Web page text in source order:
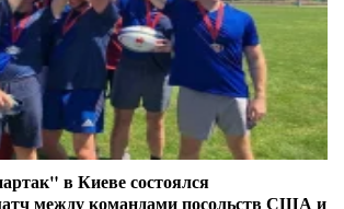
в Киеве состоялся
между командами посольств США и